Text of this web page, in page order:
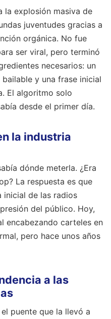
la explosión masiva de
juventudes gracias a
orgánica. No fue
ser viral, pero terminó
necesarios: un
y una frase inicial
El algoritmo solo
desde el primer día.
la industria
dónde meterla. ¿Era
La respuesta es que
inicial de las radios
del público. Hoy,
encabezando carteles en
pero hace unos años
a las
puente que la llevó a